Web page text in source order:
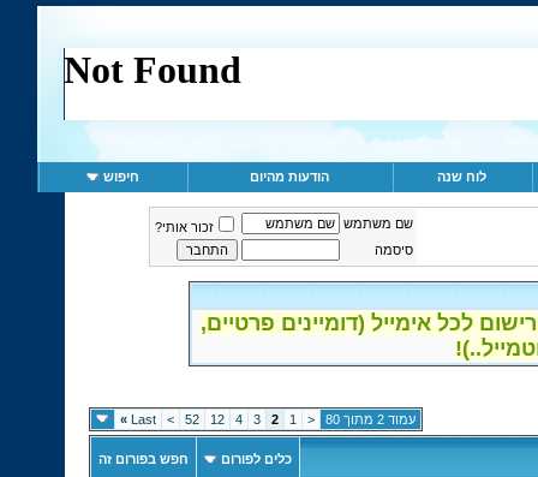
לוח שנה הודעות מהיום חיפוש
שם משתמש
זכור אותי?
סיסמה
לכל אימייל (דומיינים פרטיים,
עמוד 2 מתוך 80 <
1
2
3
4
12
52
>
Last
»
כלים לפורום חפש בפורום זה